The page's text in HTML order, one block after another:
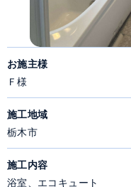
お施主様
Ｆ様
施工地域
栃木市
施工内容
浴室、エコキュート